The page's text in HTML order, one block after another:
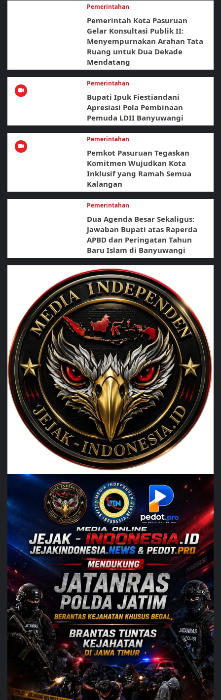
Pemerintahan
Pemerintah Kota Pasuruan
Gelar Konsultasi Publik II:
Menyempurnakan Arahan Tata
Ruang untuk Dua Dekade
Mendatang
Pemerintahan
Bupati Ipuk Fiestiandani
Apresiasi Pola Pembinaan
Pemuda LDII Banyuwangi
Pemerintahan
Pemkot Pasuruan Tegaskan
Komitmen Wujudkan Kota
Inklusif yang Ramah Semua
Kalangan
Pemerintahan
Dua Agenda Besar Sekaligus:
Jawaban Bupati atas Raperda
APBD dan Peringatan Tahun
Baru Islam di Banyuwangi